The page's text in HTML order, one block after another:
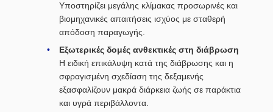
Υποστηρίζει μεγάλης κλίμακας προσωρινές και
βιομηχανικές απαιτήσεις ισχύος με σταθερή
απόδοση παραγωγής.
Εξωτερικές δομές ανθεκτικές στη διάβρωση
Η ειδική επικάλυψη κατά της διάβρωσης και η
σφραγισμένη σχεδίαση της δεξαμενής
εξασφαλίζουν μακρά διάρκεια ζωής σε παράκτια
και υγρά περιβάλλοντα.